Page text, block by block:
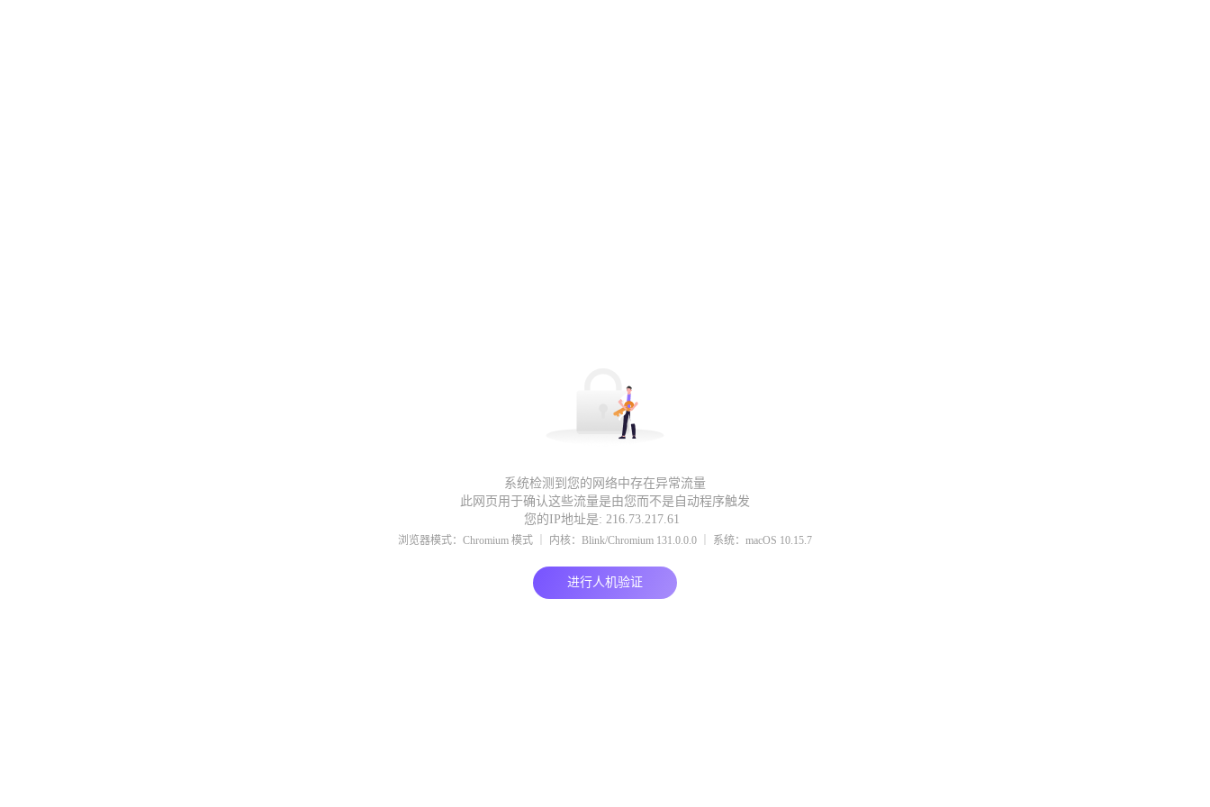
系统检测到您的网络中存在异常流量
此网页用于确认这些流量是由您而不是自动程序触发
您的IP地址是: 216.73.217.61
浏览器模式：Chromium 模式 ｜ 内核：Blink/Chromium 131.0.0.0 ｜ 系统：macOS 10.15.7
进行人机验证